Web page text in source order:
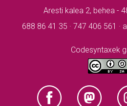
Aresti kalea 2, behea -
688 86 41 35 · 747 406 561 ·
Codesyntaxek